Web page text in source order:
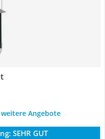
Angebote
SEHR GUT